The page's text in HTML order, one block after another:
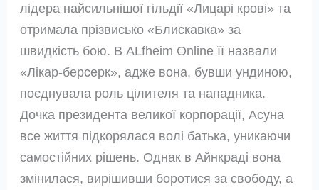
лідера найсильнішої гільдії «Лицарі крові» та
отримала прізвисько «Блискавка» за
швидкість бою. В ALfheim Online її назвали
«Лікар-берсерк», адже вона, бувши ундиною,
поєднувала роль цілителя та нападника.
Дочка президента великої корпорації, Асуна
все життя підкорялася волі батька, уникаючи
самостійних рішень. Однак в Айнкраді вона
змінилася, вирішивши боротися за свободу, а